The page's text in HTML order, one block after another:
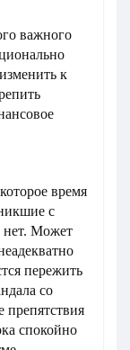
важного
к
время
с
нет. Может
пережить
со
препятствия
спокойно